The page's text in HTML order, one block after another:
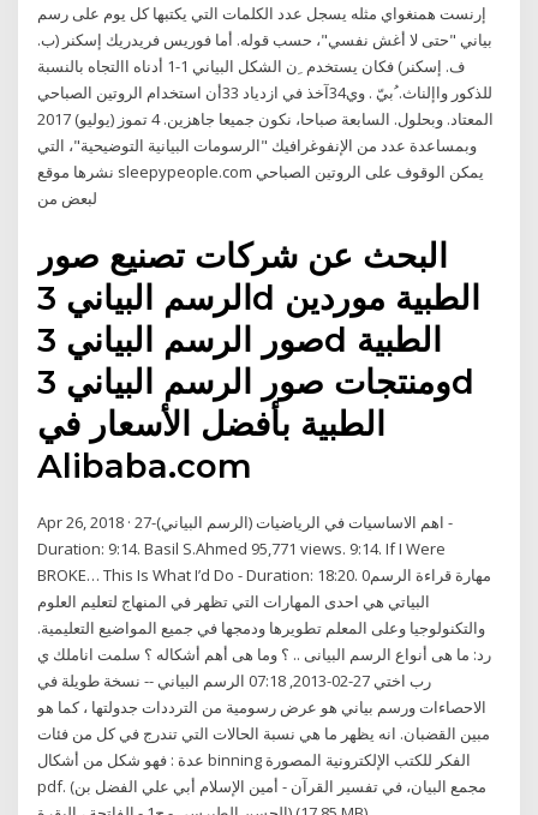
إرنست همنغواي مثله يسجل عدد الكلمات التي يكتبها كل يوم على رسم
بياني "حتى لا أغش نفسي"، حسب قوله. أما فوريس فريدريك إسكنر (ب.
ف. إسكنر) فكان يستخدم ِن الشكل البياني 1-1 أدناه االتجاه بالنسبة
للذكور واإلناث. ُبيّ . وي34آخذ في ازدياد 33أن استخدام الروتين الصباحي
المعتاد. وبحلول. السابعة صباحا، نكون جميعا جاهزين. 4 تموز (يوليو) 2017
وبمساعدة عدد من الإنفوغرافيك "الرسومات البيانية التوضيحية"، التي
نشرها موقع sleepypeople.com يمكن الوقوف على الروتين الصباحي
البحث عن شركات تصنيع صور
الرسم البياني 3d الطبية موردين
صور الرسم البياني 3d الطبية
ومنتجات صور الرسم البياني 3d
الطبية بأفضل الأسعار في
Alibaba.com
Apr 26, 2018 · 27-اهم الاساسيات في الرياضيات (الرسم البياني) -
Duration: 9:14. Basil S.Ahmed 95,771 views. 9:14. If I Were
BROKE… This Is What I’d Do - Duration: 18:20. 0مهارة قراءة الرسم
البياتي هي احدى المهارات التي تظهر في المنهاج لتعليم العلوم
والتكنولوجيا وعلى المعلم تطويرها ودمجها في جميع المواضيع التعليمية.
رد: ما هى أنواع الرسم البيانى .. ؟ وما هى أهم أشكاله ؟ سلمت اناملك ي
رب اختي 27-02-2013, 07:18 الرسم البياني -- نسخة طويلة في
الاحصاءات ورسم بياني هو عرض رسومية من الترددات جدولتها ، كما هو
مبين القضبان. انه يظهر ما هي نسبة الحالات التي تندرج في كل من فئات
عدة : فهو شكل من أشكال binning الفكر للكتب الإلكترونية المصورة
pdf. (مجمع البيان، في تفسير القرآن - أمين الإسلام أبي علي الفضل بن